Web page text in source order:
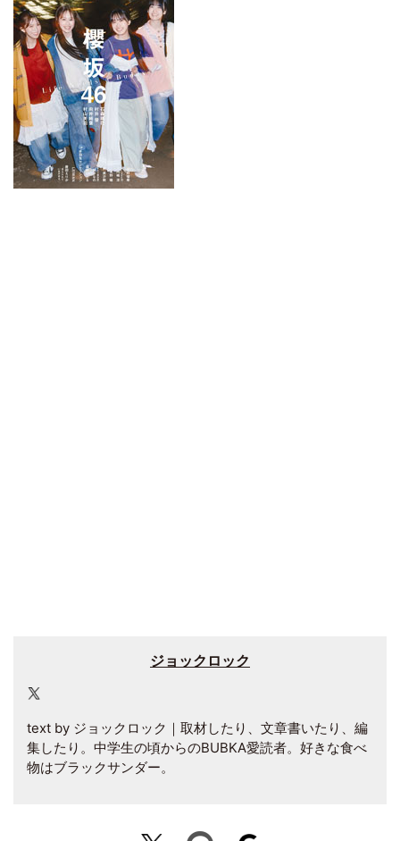
ジョックロック
text by ジョックロック｜取材したり、文章書いたり、編
集したり。中学生の頃からのBUBKA愛読者。好きな食べ
物はブラックサンダー。